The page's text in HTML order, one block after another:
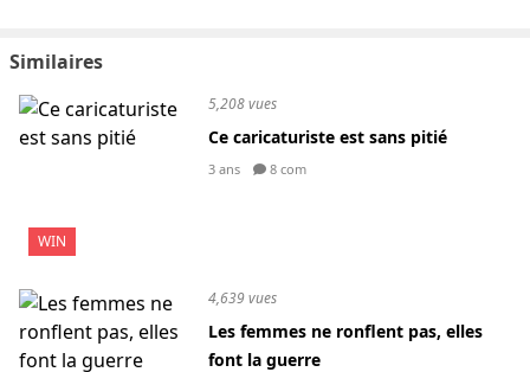
Similaires
WIN
5,208 vues
Ce caricaturiste est sans pitié
3 ans 8 com
4,639 vues
Les femmes ne ronflent pas, elles
font la guerre